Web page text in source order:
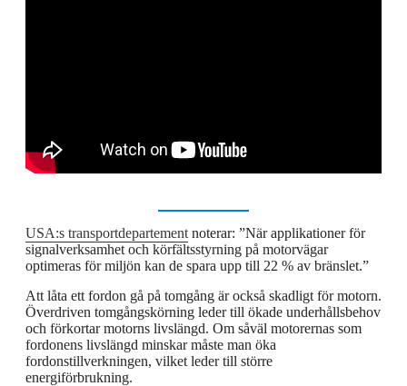
USA:s transportdepartement noterar: ”När applikationer för
signalverksamhet och körfältsstyrning på motorvägar
optimeras för miljön kan de spara upp till 22 % av bränslet.”
Att låta ett fordon gå på tomgång är också skadligt för motorn.
Överdriven tomgångskörning leder till ökade underhållsbehov
och förkortar motorns livslängd. Om såväl motorernas som
fordonens livslängd minskar måste man öka
fordonstillverkningen, vilket leder till större
energiförbrukning.